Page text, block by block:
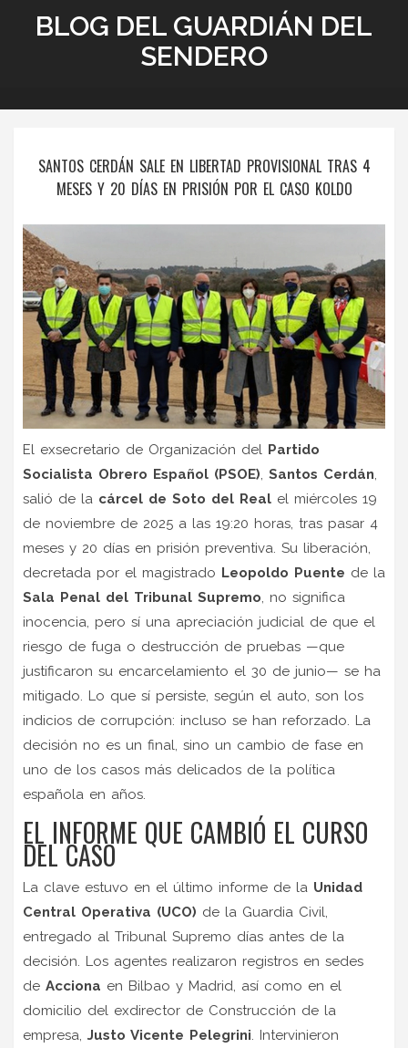
BLOG DEL GUARDIÁN DEL
SENDERO
SANTOS CERDÁN SALE EN LIBERTAD PROVISIONAL TRAS 4
MESES Y 20 DÍAS EN PRISIÓN POR EL CASO KOLDO
El exsecretario de Organización del Partido
Socialista Obrero Español (PSOE), Santos Cerdán,
salió de la cárcel de Soto del Real el miércoles 19
de noviembre de 2025 a las 19:20 horas, tras pasar 4
meses y 20 días en prisión preventiva. Su liberación,
decretada por el magistrado Leopoldo Puente de la
Sala Penal del Tribunal Supremo, no significa
inocencia, pero sí una apreciación judicial de que el
riesgo de fuga o destrucción de pruebas —que
justificaron su encarcelamiento el 30 de junio— se ha
mitigado. Lo que sí persiste, según el auto, son los
indicios de corrupción: incluso se han reforzado. La
decisión no es un final, sino un cambio de fase en
uno de los casos más delicados de la política
española en años.
EL INFORME QUE CAMBIÓ EL CURSO
DEL CASO
La clave estuvo en el último informe de la Unidad
Central Operativa (UCO) de la Guardia Civil,
entregado al Tribunal Supremo días antes de la
decisión. Los agentes realizaron registros en sedes
de Acciona en Bilbao y Madrid, así como en el
domicilio del exdirector de Construcción de la
empresa, Justo Vicente Pelegrini. Intervinieron